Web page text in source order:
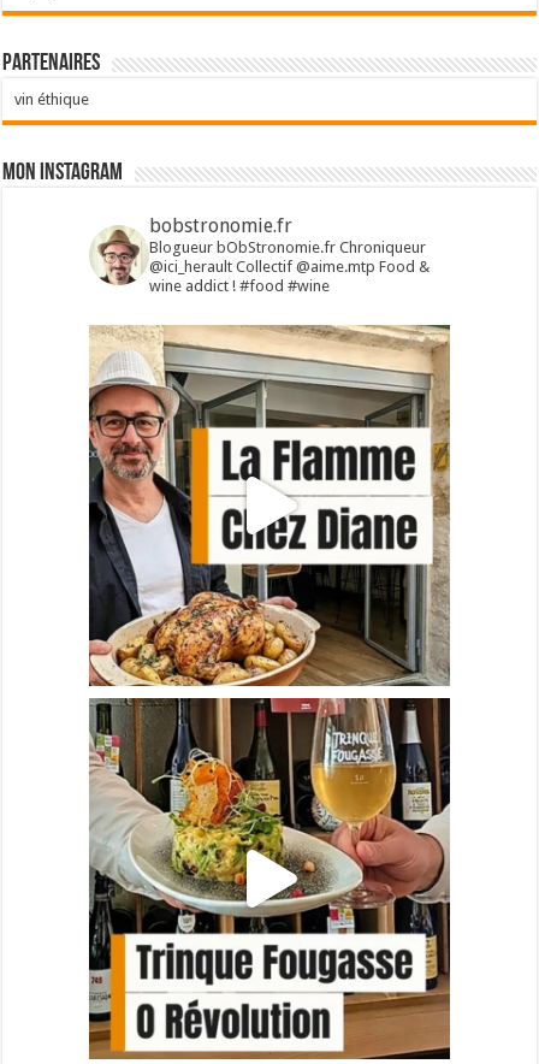
Partenaires
vin éthique
Mon Instagram
bobstronomie.fr
Blogueur bObStronomie.fr Chroniqueur
@ici_heraultCollectif @aime.mtp Food &
wine addict !#food #wine